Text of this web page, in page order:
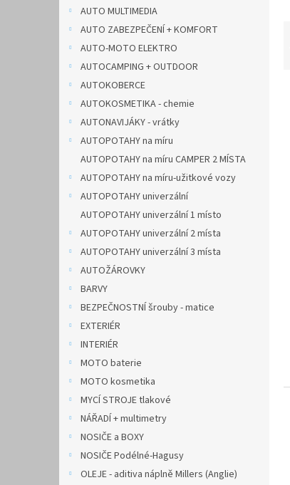
AUTO MULTIMEDIA
AUTO ZABEZPEČENÍ + KOMFORT
AUTO-MOTO ELEKTRO
AUTOCAMPING + OUTDOOR
AUTOKOBERCE
AUTOKOSMETIKA - chemie
AUTONAVIJÁKY - vrátky
AUTOPOTAHY na míru
AUTOPOTAHY na míru CAMPER 2 MÍSTA
AUTOPOTAHY na míru-užitkové vozy
AUTOPOTAHY univerzální
AUTOPOTAHY univerzální 1 místo
AUTOPOTAHY univerzální 2 místa
AUTOPOTAHY univerzální 3 místa
AUTOŽÁROVKY
BARVY
BEZPEČNOSTNÍ šrouby - matice
EXTERIÉR
INTERIÉR
MOTO baterie
MOTO kosmetika
MYCÍ STROJE tlakové
NÁŘADÍ + multimetry
NOSIČE a BOXY
NOSIČE Podélné-Hagusy
OLEJE - aditiva náplně Millers (Anglie)